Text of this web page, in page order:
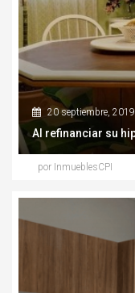
20 septiembre, 2019
por InmueblesCPI